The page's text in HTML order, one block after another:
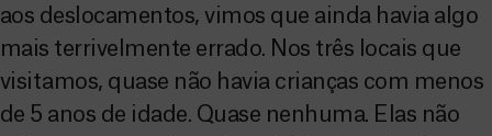
aos deslocamentos, vimos que ainda havia algo
mais terrivelmente errado. Nos três locais que
visitamos, quase não havia crianças com menos
de 5 anos de idade. Quase nenhuma. Elas não